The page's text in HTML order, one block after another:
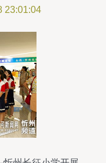
画卷
23:01:04